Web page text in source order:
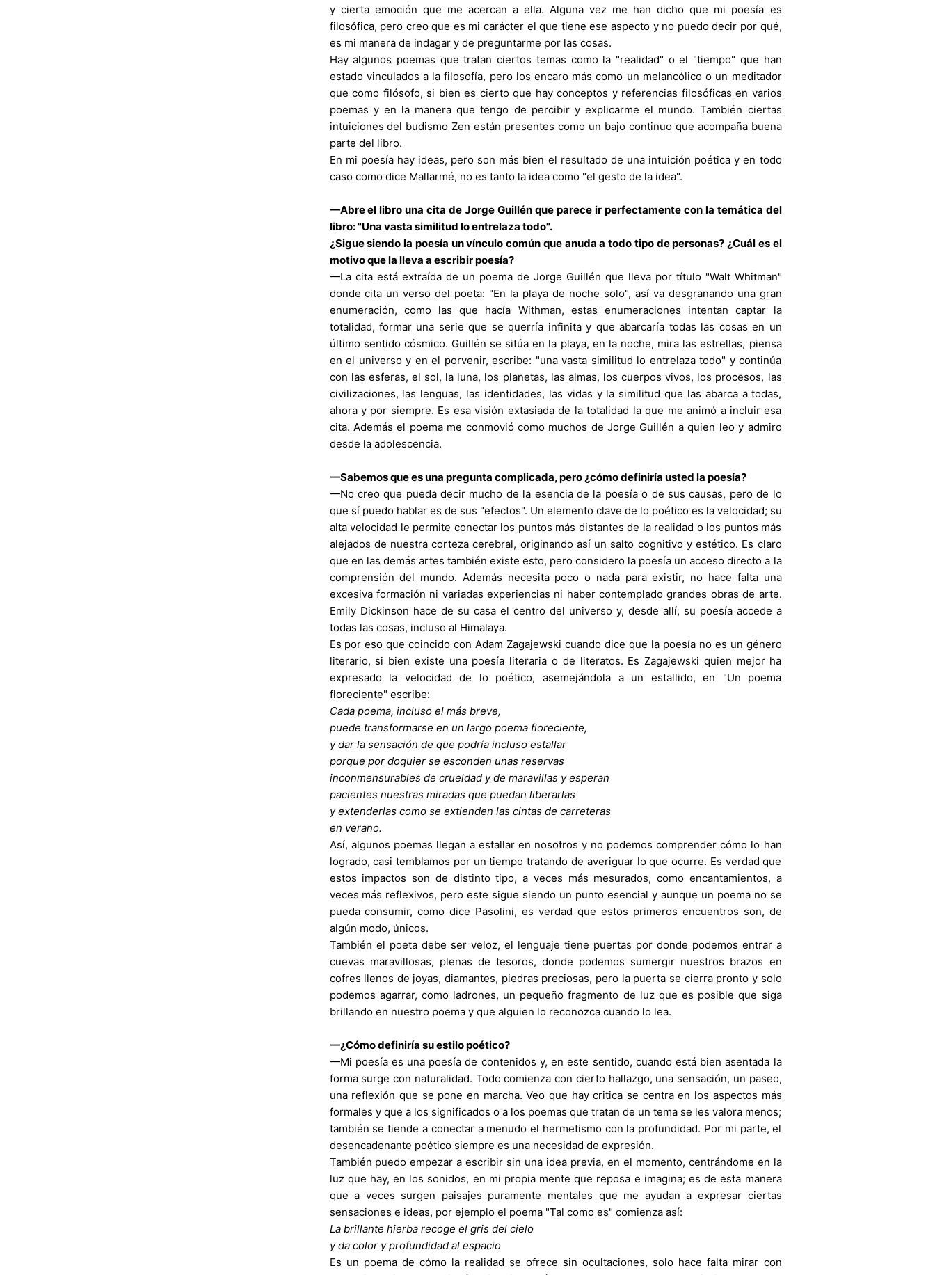
y cierta emoción que me acercan a ella. Alguna vez me han dicho que mi poesía es
filosófica, pero creo que es mi carácter el que tiene ese aspecto y no puedo decir por qué,
es mi manera de indagar y de preguntarme por las cosas.
Hay algunos poemas que tratan ciertos temas como la "realidad" o el "tiempo" que han
estado vinculados a la filosofía, pero los encaro más como un melancólico o un meditador
que como filósofo, si bien es cierto que hay conceptos y referencias filosóficas en varios
poemas y en la manera que tengo de percibir y explicarme el mundo. También ciertas
intuiciones del budismo Zen están presentes como un bajo continuo que acompaña buena
parte del libro.
En mi poesía hay ideas, pero son más bien el resultado de una intuición poética y en todo
caso como dice Mallarmé, no es tanto la idea como "el gesto de la idea".
—Abre el libro una cita de Jorge Guillén que parece ir perfectamente con la temática del
libro: "Una vasta similitud lo entrelaza todo".
¿Sigue siendo la poesía un vínculo común que anuda a todo tipo de personas? ¿Cuál es el
motivo que la lleva a escribir poesía?
—La cita está extraída de un poema de Jorge Guillén que lleva por título "Walt Whitman"
donde cita un verso del poeta: "En la playa de noche solo", así va desgranando una gran
enumeración, como las que hacía Withman, estas enumeraciones intentan captar la
totalidad, formar una serie que se querría infinita y que abarcaría todas las cosas en un
último sentido cósmico. Guillén se sitúa en la playa, en la noche, mira las estrellas, piensa
en el universo y en el porvenir, escribe: "una vasta similitud lo entrelaza todo" y continúa
con las esferas, el sol, la luna, los planetas, las almas, los cuerpos vivos, los procesos, las
civilizaciones, las lenguas, las identidades, las vidas y la similitud que las abarca a todas,
ahora y por siempre. Es esa visión extasiada de la totalidad la que me animó a incluir esa
cita. Además el poema me conmovió como muchos de Jorge Guillén a quien leo y admiro
desde la adolescencia.
—Sabemos que es una pregunta complicada, pero ¿cómo definiría usted la poesía?
—No creo que pueda decir mucho de la esencia de la poesía o de sus causas, pero de lo
que sí puedo hablar es de sus "efectos". Un elemento clave de lo poético es la velocidad; su
alta velocidad le permite conectar los puntos más distantes de la realidad o los puntos más
alejados de nuestra corteza cerebral, originando así un salto cognitivo y estético. Es claro
que en las demás artes también existe esto, pero considero la poesía un acceso directo a la
comprensión del mundo. Además necesita poco o nada para existir, no hace falta una
excesiva formación ni variadas experiencias ni haber contemplado grandes obras de arte.
Emily Dickinson hace de su casa el centro del universo y, desde allí, su poesía accede a
todas las cosas, incluso al Himalaya.
Es por eso que coincido con Adam Zagajewski cuando dice que la poesía no es un género
literario, si bien existe una poesía literaria o de literatos. Es Zagajewski quien mejor ha
expresado la velocidad de lo poético, asemejándola a un estallido, en "Un poema
floreciente" escribe:
Cada poema, incluso el más breve,
puede transformarse en un largo poema floreciente,
y dar la sensación de que podría incluso estallar
porque por doquier se esconden unas reservas
inconmensurables de crueldad y de maravillas y esperan
pacientes nuestras miradas que puedan liberarlas
y extenderlas como se extienden las cintas de carreteras
en verano.
Así, algunos poemas llegan a estallar en nosotros y no podemos comprender cómo lo han
logrado, casi temblamos por un tiempo tratando de averiguar lo que ocurre. Es verdad que
estos impactos son de distinto tipo, a veces más mesurados, como encantamientos, a
veces más reflexivos, pero este sigue siendo un punto esencial y aunque un poema no se
pueda consumir, como dice Pasolini, es verdad que estos primeros encuentros son, de
algún modo, únicos.
También el poeta debe ser veloz, el lenguaje tiene puertas por donde podemos entrar a
cuevas maravillosas, plenas de tesoros, donde podemos sumergir nuestros brazos en
cofres llenos de joyas, diamantes, piedras preciosas, pero la puerta se cierra pronto y solo
podemos agarrar, como ladrones, un pequeño fragmento de luz que es posible que siga
brillando en nuestro poema y que alguien lo reconozca cuando lo lea.
—¿Cómo definiría su estilo poético?
—Mi poesía es una poesía de contenidos y, en este sentido, cuando está bien asentada la
forma surge con naturalidad. Todo comienza con cierto hallazgo, una sensación, un paseo,
una reflexión que se pone en marcha. Veo que hay critica se centra en los aspectos más
formales y que a los significados o a los poemas que tratan de un tema se les valora menos;
también se tiende a conectar a menudo el hermetismo con la profundidad. Por mi parte, el
desencadenante poético siempre es una necesidad de expresión.
También puedo empezar a escribir sin una idea previa, en el momento, centrándome en la
luz que hay, en los sonidos, en mi propia mente que reposa e imagina; es de esta manera
que a veces surgen paisajes puramente mentales que me ayudan a expresar ciertas
sensaciones e ideas, por ejemplo el poema "Tal como es" comienza así:
La brillante hierba recoge el gris del cielo
y da color y profundidad al espacio
Es un poema de cómo la realidad se ofrece sin ocultaciones, solo hace falta mirar con